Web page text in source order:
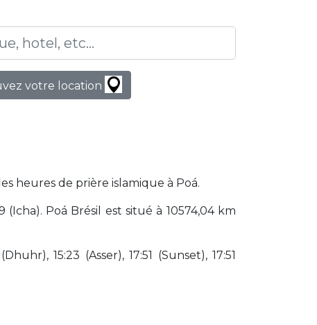
votre location
heures de prière islamique à Poá.
Poá Brésil est situé à 10574,04 km
15:23 (Asser), 17:51 (Sunset), 17:51